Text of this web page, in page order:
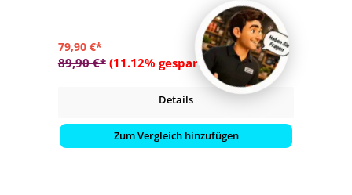
79,90 €*
89,90 €* (11.12% gespart)
Details
Zum Vergleich hinzufügen